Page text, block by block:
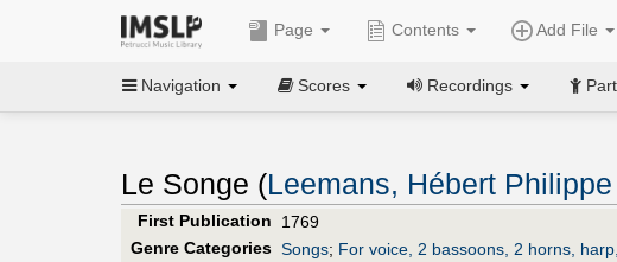
Page Contents Add File
Navigation Scores Recordings
Le Songe (Leemans, Hébert
First Publication
1769
Genre Categories Songs; For voice, 2 bassoons, 2 horns,